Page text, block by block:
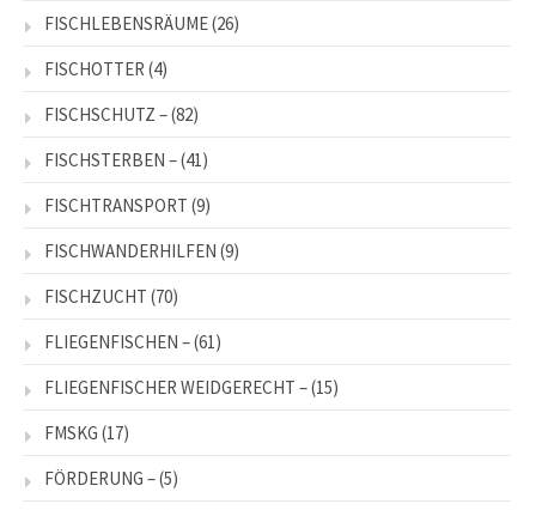
FISCHLEBENSRÄUME(26)
FISCHOTTER (4)
FISCHSCHUTZ –(82)
FISCHSTERBEN –(41)
FISCHTRANSPORT (9)
FISCHWANDERHILFEN (9)
FISCHZUCHT (70)
FLIEGENFISCHEN –(61)
FLIEGENFISCHER WEIDGERECHT –(15)
FMSKG (17)
FÖRDERUNG –(5)